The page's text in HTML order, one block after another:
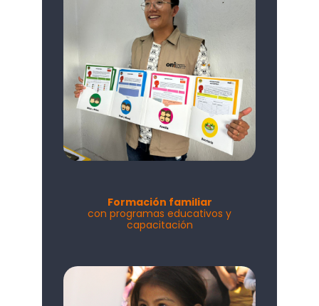
Formación familiar
con programas educativos y
capacitación